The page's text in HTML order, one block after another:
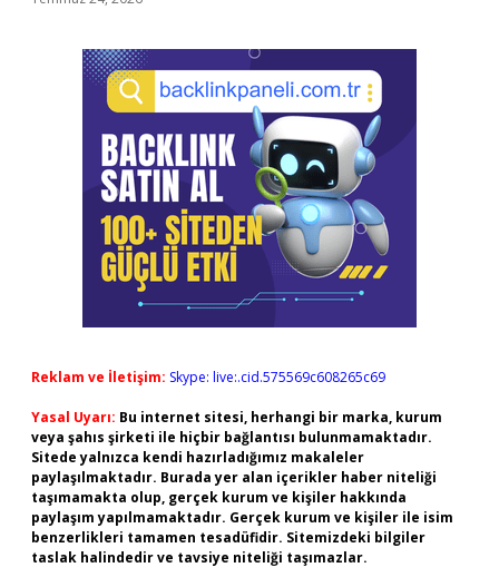
Reklam ve İletişim: Skype: live:.cid.575569c608265c69
Yasal Uyarı: Bu internet sitesi, herhangi bir marka, kurum
veya şahıs şirketi ile hiçbir bağlantısı bulunmamaktadır.
Sitede yalnızca kendi hazırladığımız makaleler
paylaşılmaktadır. Burada yer alan içerikler haber niteliği
taşımamakta olup, gerçek kurum ve kişiler hakkında
paylaşım yapılmamaktadır. Gerçek kurum ve kişiler ile isim
benzerlikleri tamamen tesadüfidir. Sitemizdeki bilgiler
taslak halindedir ve tavsiye niteliği taşımazlar.